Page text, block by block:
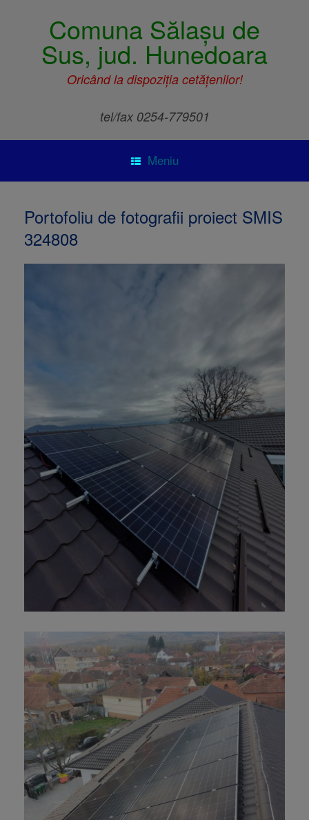
Comuna Sălașu de
Sus, jud. Hunedoara
Oricând la dispoziția cetățenilor!
tel/fax 0254-779501
Meniu
Portofoliu de fotografii proiect SMIS
324808